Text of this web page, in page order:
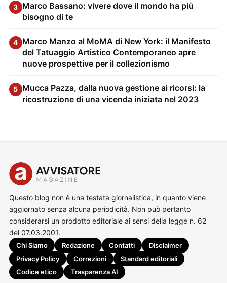
3 Marco Bassano: vivere dove il mondo ha più
bisogno di te
4 Marco Manzo al MoMA di New York: il Manifesto
del Tatuaggio Artistico Contemporaneo apre
nuove prospettive per il collezionismo
5 Mucca Pazza, dalla nuova gestione ai ricorsi: la
ricostruzione di una vicenda iniziata nel 2023
Questo blog non è una testata giornalistica, in quanto viene
aggiornato senza alcuna periodicità. Non può pertanto
considerarsi un prodotto editoriale ai sensi della legge n. 62
del 07.03.2001.
Chi Siamo Redazione Contatti
Disclaimer
Privacy Policy
Correzioni
Standard editoriali
Codice etico
Trasparenza AI